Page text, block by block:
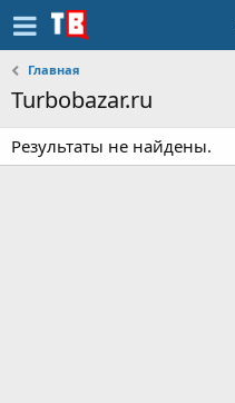
Главная
Turbobazar.ru
Результаты не найдены.